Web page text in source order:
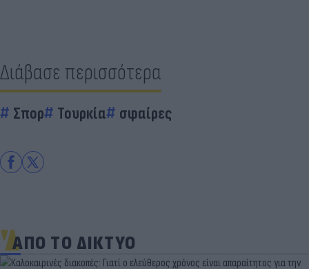
Διάβασε περισσότερα
Σπορ Τουρκία σφαίρες
ΑΠΟ ΤΟ ΔΙΚΤΥΟ